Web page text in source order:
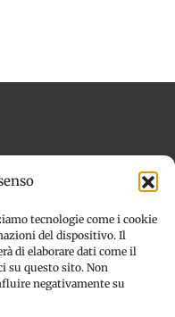
tecnologie come i cookie
del dispositivo. Il
di elaborare dati come il
su questo sito. Non
negativamente su
Privacy (UE)